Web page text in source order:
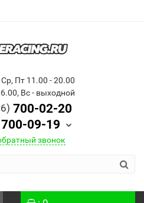
Пт 11.00 - 20.00
Вс - выходной
700-02-20
700-09-19
звонок